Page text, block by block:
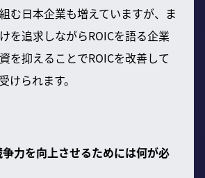
む日本企業も増えていますが、ま
を追求しながらROICを語る企業
を抑えることでROICを改善して
けられます。
力を向上させるためには何が必